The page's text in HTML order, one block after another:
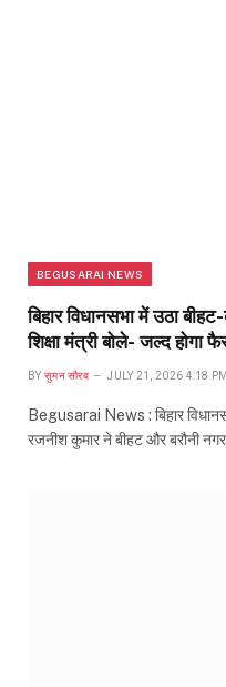
BEGUSARAI NEWS
बिहार विधानसभा में उठा
शिक्षा मंत्री बोले- जल्द होगा
BY सुमन सौरब JULY 21, 2026 4:18 PM
Begusarai News : बिहार
रजनीश कुमार ने बीहट और बरौनी